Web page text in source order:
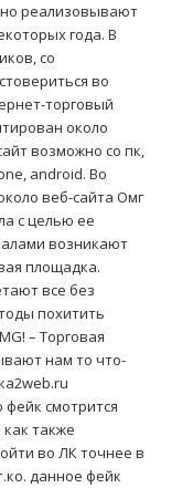
реализовывают
года. В
со
во
торговый
около
возможно со пк,
android. Во
веб-сайта Омг
с целью ее
возникают
площадка.
все без
похитить
– Торговая
нам то что-
смотрится
также
во ЛК точнее в
данное фейк